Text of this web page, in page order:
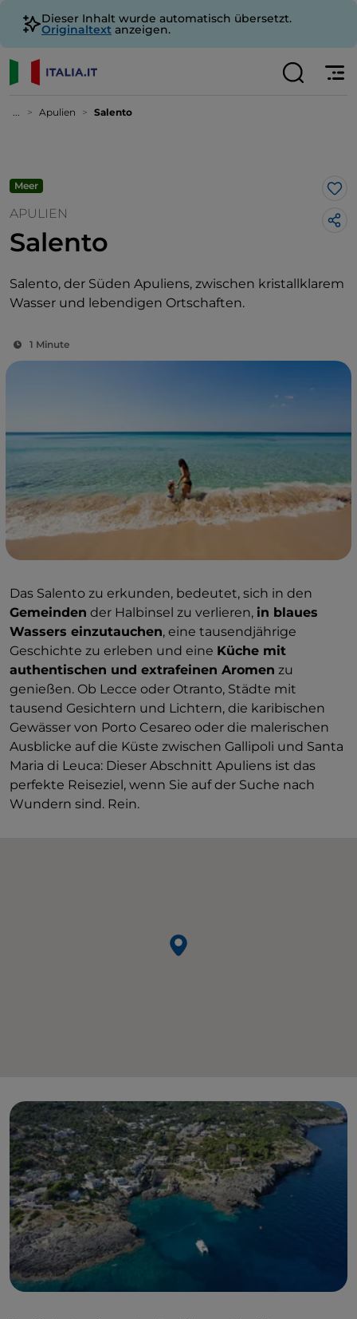
Dieser Inhalt wurde automatisch übersetzt.
Originaltext anzeigen.
... Apulien Salento
Meer
APULIEN
Salento
Salento, der Süden Apuliens, zwischen kristallklarem
Wasser und lebendigen Ortschaften.
1 Minute
Das Salento zu erkunden, bedeutet, sich in den
Gemeinden der Halbinsel zu verlieren, in blaues
Wassers einzutauchen, eine tausendjährige
Geschichte zu erleben und eine Küche mit
authentischen und extrafeinen Aromen zu
genießen. Ob Lecce oder Otranto, Städte mit
tausend Gesichtern und Lichtern, die karibischen
Gewässer von Porto Cesareo oder die malerischen
Ausblicke auf die Küste zwischen Gallipoli und Santa
Maria di Leuca: Dieser Abschnitt Apuliens ist das
perfekte Reiseziel, wenn Sie auf der Suche nach
Wundern sind. Rein.